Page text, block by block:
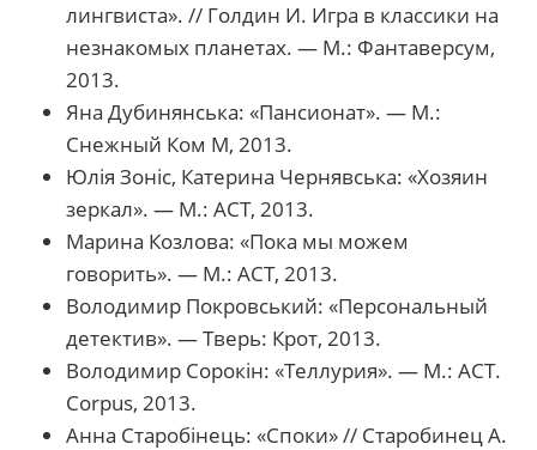
лингвиста». // Голдин И. Игра в классики на
незнакомых планетах. — М.: Фантаверсум,
2013.
Яна Дубинянська: «Пансионат». — М.:
Снежный Ком М, 2013.
Юлія Зоніс, Катерина Чернявська: «Хозяин
зеркал». — М.: АСТ, 2013.
Марина Козлова: «Пока мы можем
говорить». — М.: АСТ, 2013.
Володимир Покровський: «Персональный
детектив». — Тверь: Крот, 2013.
Володимир Сорокін: «Теллурия». — М.: АСТ.
Corpus, 2013.
Анна Старобінець: «Споки» // Старобинец А.